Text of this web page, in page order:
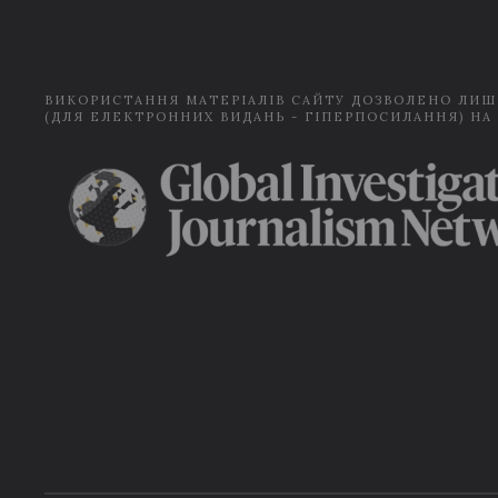
ВИКОРИСТАННЯ МАТЕРІАЛІВ САЙТУ ДОЗВОЛЕНО
(ДЛЯ ЕЛЕКТРОННИХ ВИДАНЬ - ГІПЕРПОСИЛАННЯ) НА